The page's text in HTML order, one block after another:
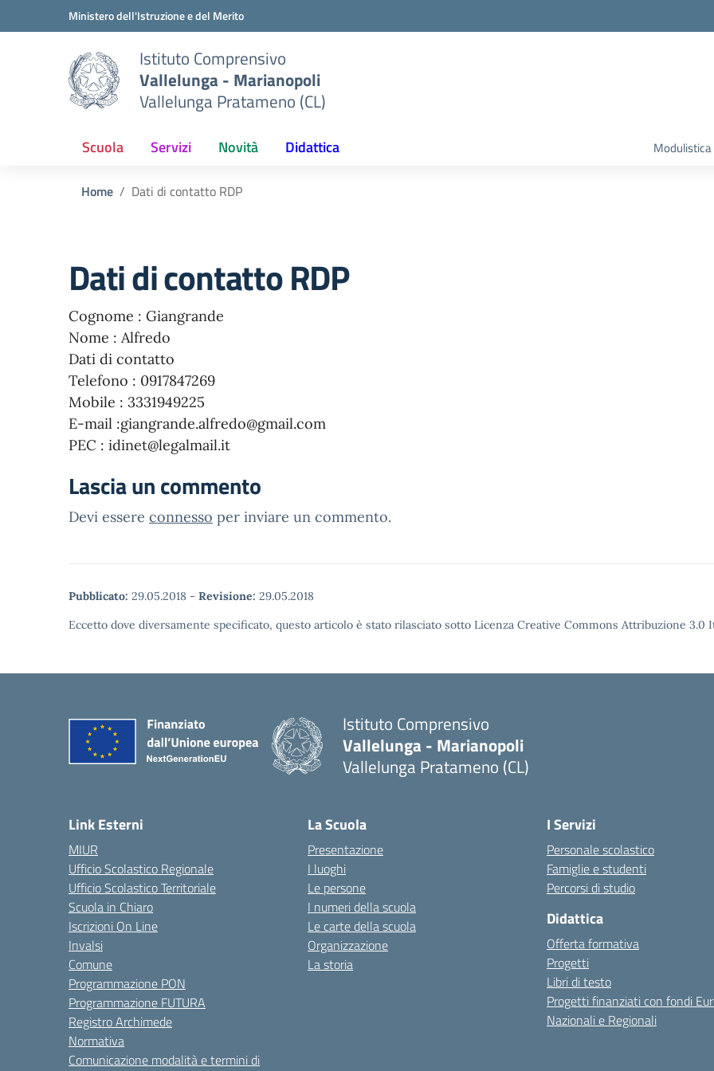
Vai ai contenuti
Vai al menu di navigazioneMinistero dell'Istruzione e del Merito
Istituto Comprensivo
Vallelunga - Marianopoli
Vallelunga Pratameno (CL)
Scuola Servizi Novità Didattica Modulistica
Home Dati di contatto RDP
Dati di contatto RDP
Cognome : Giangrande
Nome : Alfredo
Dati di contatto
Telefono : 0917847269
Mobile : 3331949225
E-mail :giangrande.alfredo@gmail.com
PEC : idinet@legalmail.it
Lascia un commento
Devi essere connesso per inviare un commento.
Pubblicato: 29.05.2018 - Revisione: 29.05.2018
Eccetto dove diversamente specificato, questo articolo è stato rilasciato sotto Licenza Creative Commons Attribuzione 3.0
Istituto Comprensivo
Vallelunga - Marianopoli
Vallelunga Pratameno (CL)
Link Esterni
MIUR
Ufficio Scolastico Regionale
Ufficio Scolastico Territoriale
Scuola in Chiaro
Iscrizioni On Line
Invalsi
Comune
Programmazione PON
Programmazione FUTURA
Registro Archimede
Normativa
Comunicazione modalità e termini di
La Scuola
Presentazione
I luoghi
Le persone
I numeri della scuola
Le carte della scuola
Organizzazione
La storia
I Servizi
Personale scolastico
Famiglie e studenti
Percorsi di studio
Didattica
Offerta formativa
Progetti
Libri di testo
Progetti finanziati con fondi
Nazionali e Regionali